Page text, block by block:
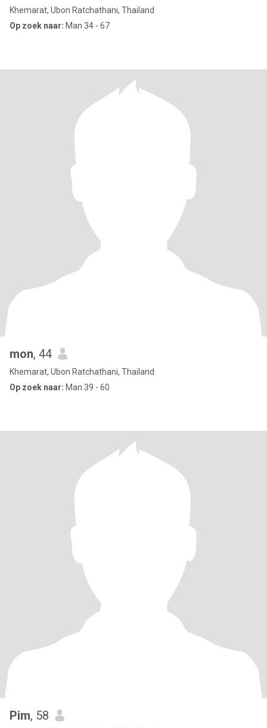
Khemarat, Ubon Ratchathani, Thailand
Op zoek naar: Man 34 - 67
mon, 44
Khemarat, Ubon Ratchathani, Thailand
Op zoek naar: Man 39 - 60
Pim, 58